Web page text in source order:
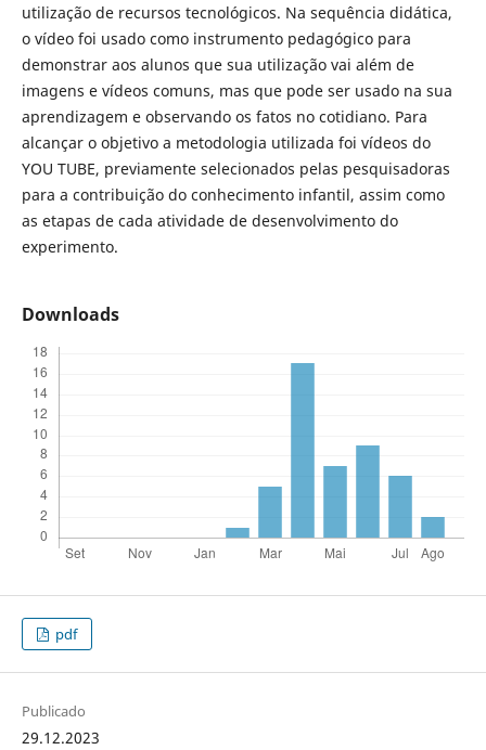
utilização de recursos tecnológicos. Na sequência didática,
o vídeo foi usado como instrumento pedagógico para
demonstrar aos alunos que sua utilização vai além de
imagens e vídeos comuns, mas que pode ser usado na sua
aprendizagem e observando os fatos no cotidiano. Para
alcançar o objetivo a metodologia utilizada foi vídeos do
YOU TUBE, previamente selecionados pelas pesquisadoras
para a contribuição do conhecimento infantil, assim como
as etapas de cada atividade de desenvolvimento do
experimento.
Downloads
pdf
Publicado
29.12.2023